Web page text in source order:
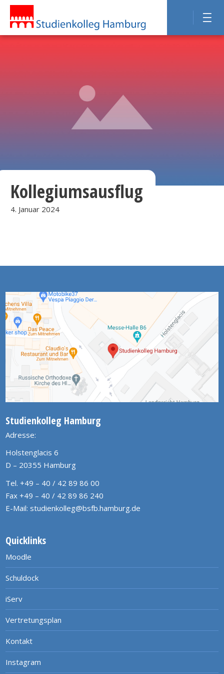
Kollegiumsausflug
4. Januar 2024
Studienkolleg Hamburg
Adresse:
Holstenglacis 6
D – 20355 Hamburg
Tel. +49 – 40 / 42 89 86 00
Fax +49 – 40 / 42 89 86 240
E-Mail: studienkolleg@bsfb.hamburg.de
Quicklinks
Moodle
Schuldock
iServ
Vertretungsplan
Kontakt
Instagram